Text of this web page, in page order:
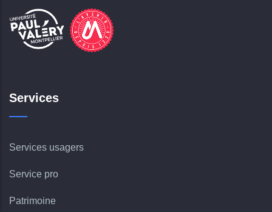
Services
Services usagers
Service pro
Patrimoine